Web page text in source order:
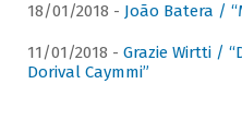
18/01/2018 - João Batera /
11/01/2018 - Grazie Wirtti /
Dorival Caymmi”